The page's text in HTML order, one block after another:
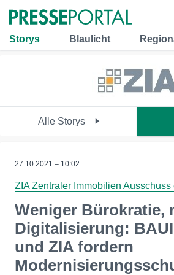
Storys Blaulicht
Alle Storys
27.10.2021 – 10:02
ZIA Zentraler Immobilien Ausschuss
Weniger Bürokratie,
Digitalisierung:
und ZIA fordern